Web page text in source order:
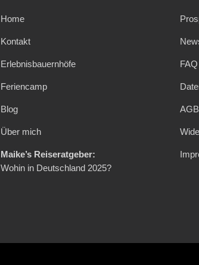
Home
Kontakt
Erlebnisbauernhöfe
Feriencamp
Blog
Über mich
Maike’s Reiseratgeber:
Wohin in Deutschland 2025?
FAQ
AGB